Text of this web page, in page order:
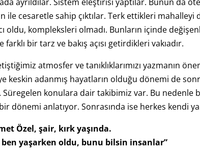
ile cesaretle sahip çıktılar. Terk ettikleri
oldu, kompleksleri olmadı. Bunların içinde
farklı bir tarz ve bakış açısı getirdikleri vakıadır.
atmosfer ve tanıklıklarımızı yazmanın
keskin adanmış hayatların olduğu dönemi de
Süregelen konulara dair takibimiz var. Bu
dönemi anlatıyor. Sonrasında ise herkes kendi
Özel, şair, kırk yaşında.
ben yaşarken oldu, bunu bilsin insanlar”